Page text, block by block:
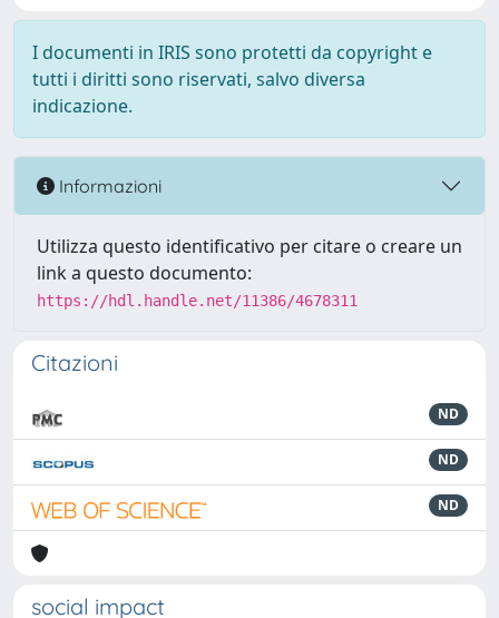
I documenti in IRIS sono protetti da copyright e
tutti i diritti sono riservati, salvo diversa
indicazione.
Informazioni
Utilizza questo identificativo per citare o creare un
link a questo documento:
https://hdl.handle.net/11386/4678311
Citazioni
ND
ND
ND
social impact